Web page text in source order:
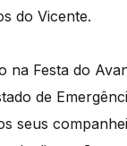
do Vicente.
na Festa do
de
seus